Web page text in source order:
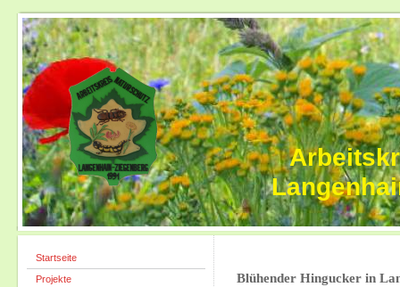
Startseite
Projekte
Blühender Hingucker in